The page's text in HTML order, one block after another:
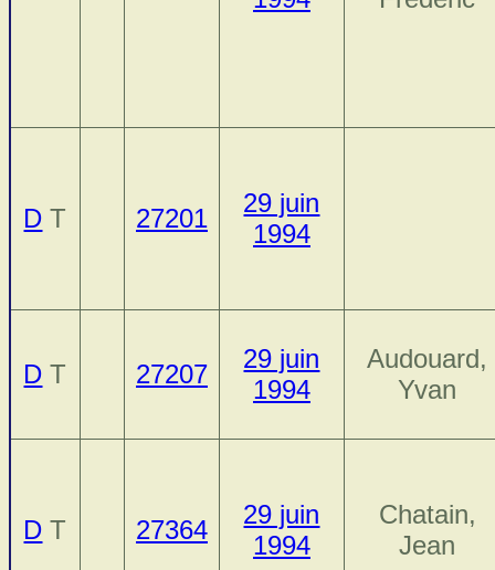
D T 27201
29 juin
1994
D T 27207
29 juin
1994
Audouard,
Yvan
D T 27364
29 juin
1994
Chatain,
Jean